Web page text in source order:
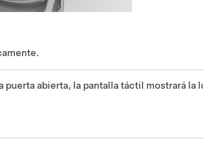
puerta abierta, la pantalla táctil mostrará la